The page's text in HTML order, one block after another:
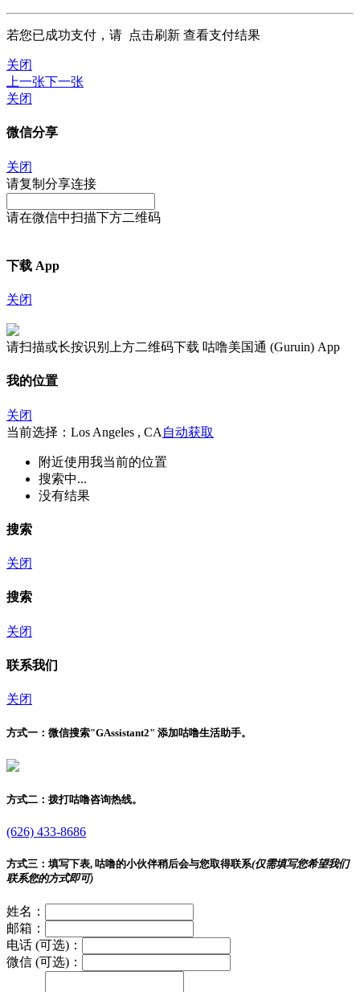
若您已成功支付，请 点击刷新 查看支付结果
关闭
上一张下一张
关闭
微信分享
关闭
请复制分享连接
请在微信中扫描下方二维码
下载 App
关闭
请扫描或长按识别上方二维码下载 咕噜美国通 (Guruin) App
我的位置
关闭
当前选择：Los Angeles , CA 自动获取
附近使用我当前的位置
搜索中...
没有结果
搜索
关闭
搜索
关闭
联系我们
关闭
方式一： 微信搜索"GAssistant2" 添加咕噜生活助手。
方式二： 拨打咕噜咨询热线。
(626) 433-8686
方式三： 填写下表, 咕噜的小伙伴稍后会与您取得联系(仅需填写您希望我们
联系您的方式即可)
姓名：
邮箱：
电话 (可选)：
微信 (可选)：